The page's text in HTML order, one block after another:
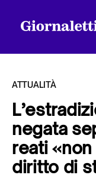
Tutti gli articoli
ATTUALITÀ
negata
reati
diritto di